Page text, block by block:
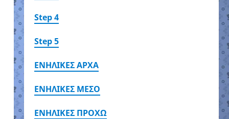
Step 4
Step 5
ΕΝΗΛΙΚΕΣ ΑΡΧΑ
ΕΝΗΛΙΚΕΣ ΜΕΣΟ
ΕΝΗΛΙΚΕΣ ΠΡΟΧΩ